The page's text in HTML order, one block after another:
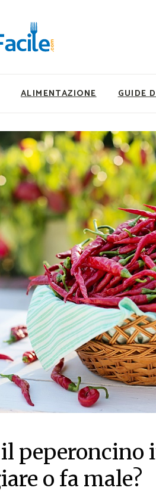
e Veloci
Piatti
e Rustici
unici
Ingrediente
ALIMENTAZIONE
Utility
Super Alimenti
Nutrizionista a tavola
Ricette Vegetariane
Ricette Vegane
Rumors
GUIDE
peperoncino
o fa male?